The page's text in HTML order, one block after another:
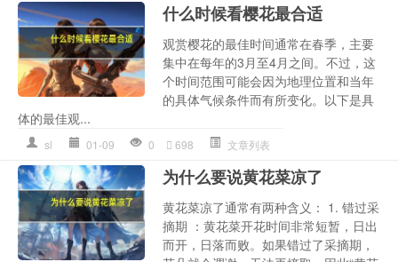
什么时候看樱花最合适
观赏樱花的最佳时间通常在春季，主要
集中在每年的3月至4月之间。不过，这
个时间范围可能会因为地理位置和当年
的具体气候条件而有所变化。以下是具
体的最佳观...
sl 01-09 0 698 文章列表
为什么要说黄花菜凉了
黄花菜凉了通常有两种含义： 1. 错过采
摘期 ：黄花菜开花时间非常短暂，日出
而开，日落而败。如果错过了采摘期，